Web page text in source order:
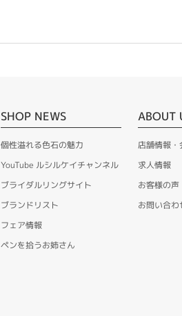
SHOP NEWS
個性溢れる色石の魅力
YouTube ルシルケイチャンネル
ブライダルリングサイト
ブランドリスト
フェア情報
ペンを拾うお姉さん
ABOUT
店舗情報・
求人情報
お客様の声
お問い合わ